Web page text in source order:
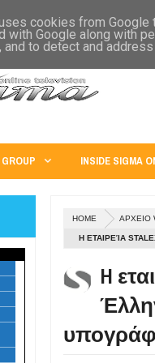
U.S.A. AUSTRALIA
INSIDE SIGMA
HOME ΑΡΧΕΙΟ
H ΕΤΑΙΡΕΊΑ
H
cookies from Google
with Google along with
to detect and address